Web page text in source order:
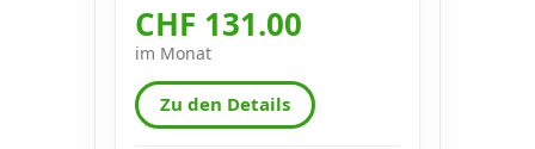
CHF 131.00
im Monat
Zu den Details